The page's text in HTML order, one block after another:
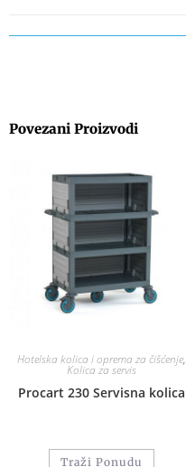
Povezani Proizvodi
Hotelska kolica i oprema za čišćenje,
Kolica za servis
Procart 230 Servisna kolica
Traži Ponudu